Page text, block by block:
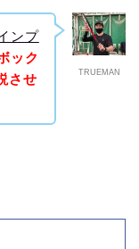
TRUEMAN
ンプ
ック
させ